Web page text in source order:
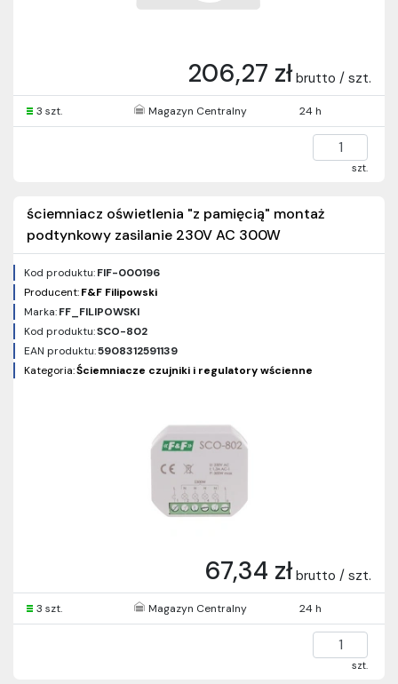
206,27 zł brutto / szt.
3 szt. Magazyn Centralny 24 h
szt.
ściemniacz oświetlenia "z pamięcią" montaż
podtynkowy zasilanie 230V AC 300W
Kod produktu:FIF-000196
Producent:F&F Filipowski
Marka:FF_FILIPOWSKI
Kod produktu:SCO-802
EAN produktu:5908312591139
Kategoria:Ściemniacze czujniki i regulatory wścienne
67,34 zł brutto / szt.
3 szt. Magazyn Centralny 24 h
szt.